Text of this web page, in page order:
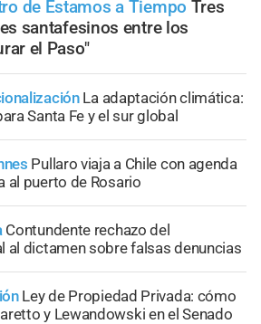
de Estamos a Tiempo Tres
santafesinos entre los
el Paso"
La adaptación climática:
Santa Fe y el sur global
Pullaro viaja a Chile con agenda
al puerto de Rosario
Contundente rechazo del
al dictamen sobre falsas denuncias
Ley de Propiedad Privada: cómo
y Lewandowski en el Senado